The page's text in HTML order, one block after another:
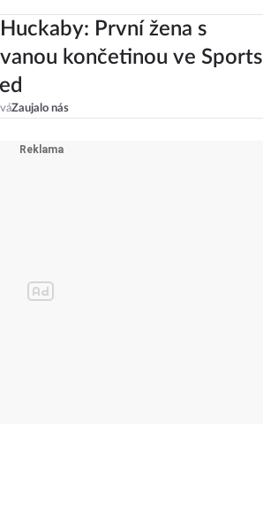
První žena s
končetinou ve Sports
Zaujalo nás